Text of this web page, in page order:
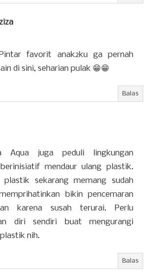
favorit anak2ku ga pernah
di sini, seharian pulak 😁😁
Balas
Aqua juga peduli lingkungan
mendaur ulang plastik.
plastik sekarang memang sudah
bikin pencemaran
karena susah terurai. Perlu
diri sendiri buat mengurangi
nih.
Balas